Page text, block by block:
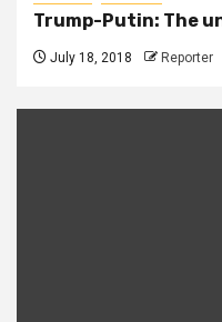
Trump-Putin: The
July 18, 2018 Reporter